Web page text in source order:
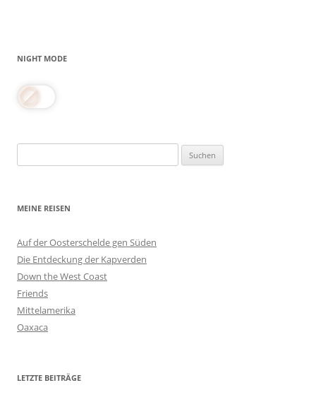
NIGHT MODE
nach:
MEINE REISEN
Auf der Oosterschelde gen Süden
Die Entdeckung der Kapverden
Down the West Coast
Friends
Mittelamerika
Oaxaca
LETZTE BEITRÄGE